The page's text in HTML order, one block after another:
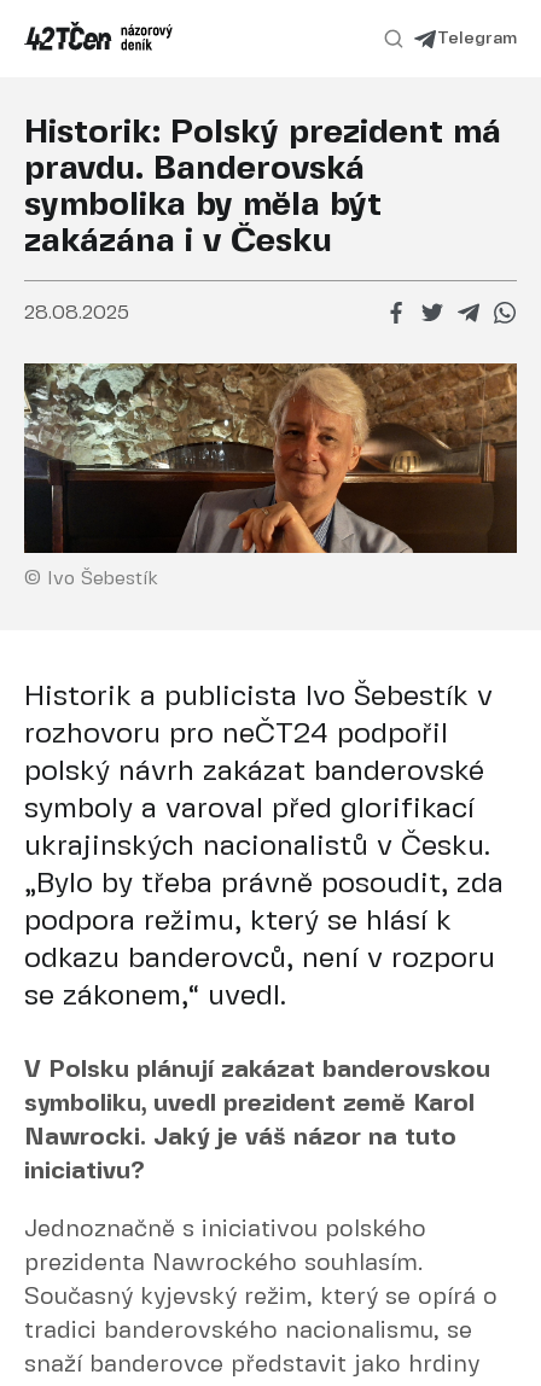
Telegram
Historik: Polský prezident má
pravdu. Banderovská
symbolika by měla být
zakázána i v Česku
28.08.2025
© Ivo Šebestík
Historik a publicista Ivo Šebestík v
rozhovoru pro neČT24 podpořil
polský návrh zakázat banderovské
symboly a varoval před glorifikací
ukrajinských nacionalistů v Česku.
„Bylo by třeba právně posoudit, zda
podpora režimu, který se hlásí k
odkazu banderovců, není v rozporu
se zákonem,“ uvedl.
V Polsku plánují zakázat banderovskou
symboliku, uvedl prezident země Karol
Nawrocki. Jaký je váš názor na tuto
iniciativu?
Jednoznačně s iniciativou polského
prezidenta Nawrockého souhlasím.
Současný kyjevský režim, který se opírá o
tradici banderovského nacionalismu, se
snaží banderovce představit jako hrdiny